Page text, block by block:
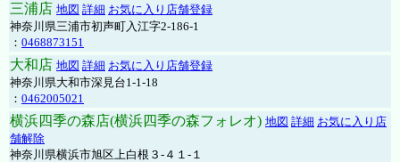
三浦店 地図 詳細 お気に入り店舗登録
神奈川県三浦市初声町入江字2-186-1
： 0468873151
大和店 地図 詳細 お気に入り店舗登録
神奈川県大和市深見台1-1-18
： 0462005021
横浜四季の森店(横浜四季の森フォレオ) 地図 詳細 お気に入り店
舗解除
神奈川県横浜市旭区上白根３-４１-１